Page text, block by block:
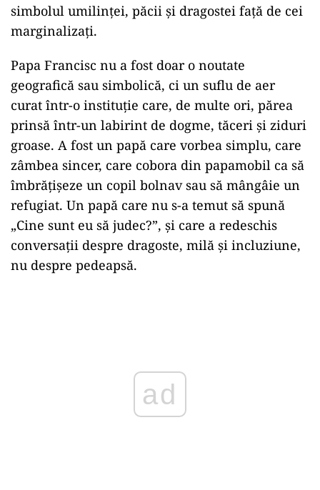
simbolul umilinței, păcii și dragostei față de cei
marginalizați.
Papa Francisc nu a fost doar o noutate
geografică sau simbolică, ci un suflu de aer
curat într-o instituție care, de multe ori, părea
prinsă într-un labirint de dogme, tăceri și ziduri
groase. A fost un papă care vorbea simplu, care
zâmbea sincer, care cobora din papamobil ca să
îmbrățișeze un copil bolnav sau să mângâie un
refugiat. Un papă care nu s-a temut să spună
„Cine sunt eu să judec?”, și care a redeschis
conversații despre dragoste, milă și incluziune,
nu despre pedeapsă.